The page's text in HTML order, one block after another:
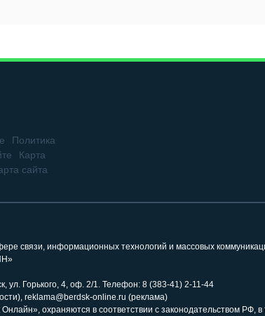
Политика
Карта
сайта
связи, информационных технологий и массовых
ул. Горького, 4, оф. 2/1. Телефон: 8 (383-41) 2-11-44
reklama@berdsk-online.ru (реклама)
охраняются в соответствии с законодательством РФ,